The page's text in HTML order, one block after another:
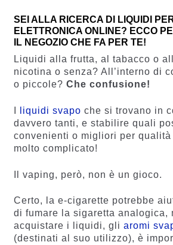
SEI ALLA RICERCA DI LIQUIDI
ELETTRONICA ONLINE? ECCO
IL NEGOZIO CHE FA PER TE!
Liquidi alla frutta, al tabacco o
nicotina o senza? All’interno di
o piccole? Che confusione!
liquidi svapo che si trovano in
davvero tanti, e stabilire quali
convenienti o migliori per
molto complicato!
Il vaping, però, non è un gioco.
Certo, la e-cigarette potrebbe
di fumare la sigaretta analogica,
acquistare i liquidi, gli aromi
(destinati al suo utilizzo), è